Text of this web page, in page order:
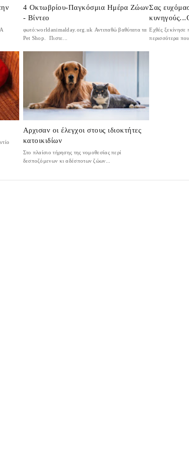
4 Οκτωβρίου-Παγκόσμια Ημέρα Ζώων
- Βίντεο
φωτό:worldanimalday.org.uk Αντιπαθώ βαθύτατα τα
Pet Shop. Πιστε...
Σας
Εχθές ξεκίνησε
περισσότερα
Αρχισαν οι έλεγχοι στους ιδιοκτήτες
κατοικιδίων
Στο πλαίσιο τήρησης της νομοθεσίας περί
δεσποζόμενων κι αδέσποτων ζώων...